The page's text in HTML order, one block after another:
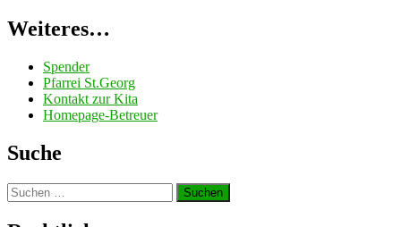
Weiteres…
Spender
Pfarrei St.Georg
Kontakt zur Kita
Homepage-Betreuer
Suche
Suchen
nach: